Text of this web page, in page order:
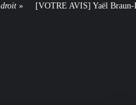
doit-elle renoncer à son projet